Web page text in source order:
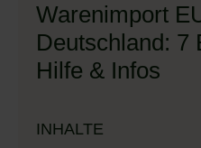
Warenimport
Deutschland: 7
Hilfe & Infos
INHALTE